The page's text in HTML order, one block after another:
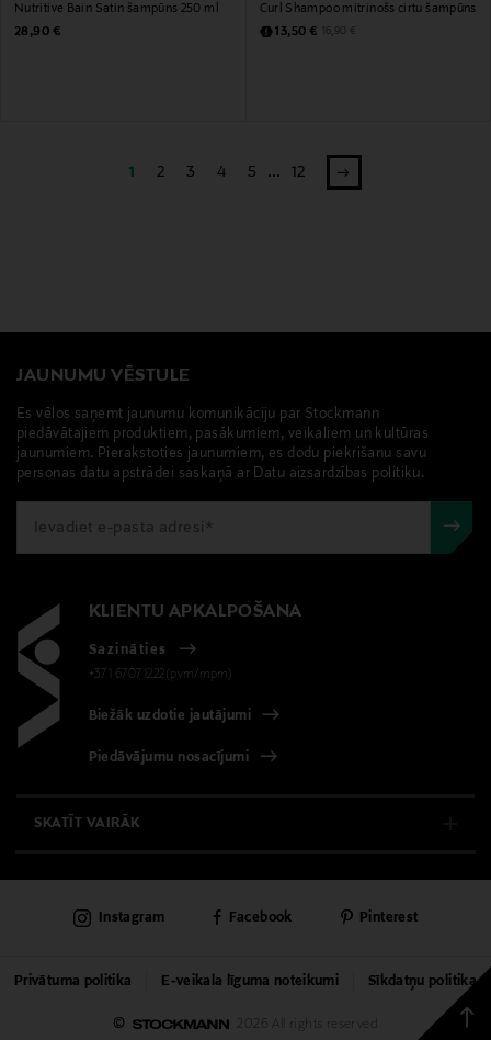
Nutritive Bain Satin šampūns 250 ml
Original Price
28,90 €
Curl Shampoo mitrinošs cirtu šampūns
Discounted Price
13,50 € Original Price
16,90 €
1 2 3 4 5 ... 12
Back
to
JAUNUMU VĒSTULE
Es vēlos saņemt jaunumu komunikāciju par Stockmann
piedāvātajiem produktiem, pasākumiem, veikaliem un kultūras
jaunumiem. Pierakstoties jaunumiem, es dodu piekrišanu savu
personas datu apstrādei saskaņā ar Datu aizsardzības politiku.
KLIENTU APKALPOŠANA
Sazināties
+371 67071222(pvm/mpm)
Biežāk uzdotie jautājumi
Piedāvājumu nosacījumi
SKATĪT VAIRĀK
KLIENTU APKALPOŠANA
UNIVERSĀLVEIKALS
PAKALPOJUMI
© 2026 All rights reserved
Privātuma politika E-veikala līguma noteikumi Sīkdatņu politika
Instagram Facebook Pinterest